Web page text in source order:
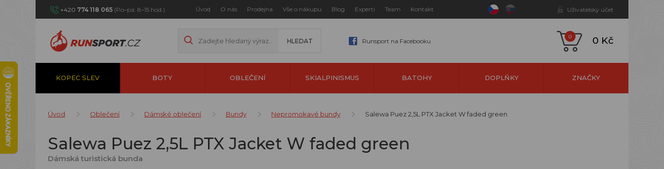
+420 774 118 065 (Po–pá: 8–15 hod.) Úvod O nás Prodejna Vše o nákupu Blog Experti Team Kontakt Uživatelský účet
Runsport na Facebooku
0 0 Kč
KOPEC SLEV BOTY OBLEČENÍ SKIALPINISMUS BATOHY DOPLŇKY ZNAČKY
Úvod Oblečení Dámské oblečení Bundy Nepromokavé bundy Salewa Puez 2,5L PTX Jacket W faded green
Salewa Puez 2,5L PTX Jacket W faded green
Dámská turistická bunda